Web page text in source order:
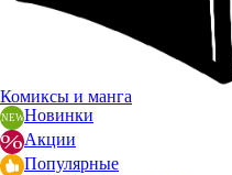
Комиксы и манга
Новинки
Акции
Популярные